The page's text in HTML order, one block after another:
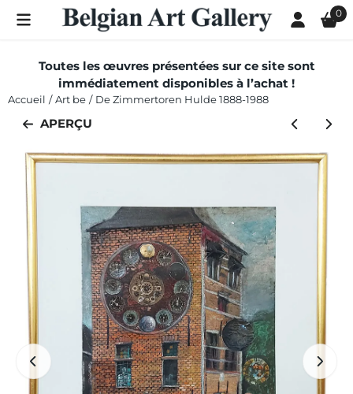
Les préférences de cookies sont actuellement fermées. 0
Toutes les œuvres présentées sur ce site sont
immédiatement disponibles à l’achat !
Accueil / Art be / De Zimmertoren Hulde 1888-1988
APERÇU